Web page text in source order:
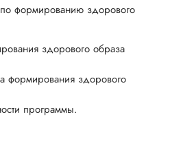
формированию здорового
здорового образа
формирования здорового
программы.